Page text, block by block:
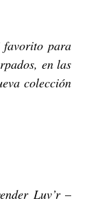
para
en las
colección
Luv’r –